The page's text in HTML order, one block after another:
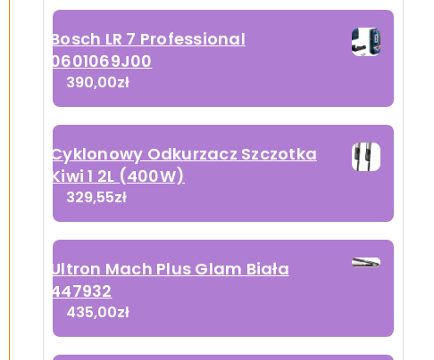
Bosch LR 7 Professional
0601069J00
390,00zł
Cyklonowy Odkurzacz Szczotka
Kiwi 1 2L (400W)
329,55zł
Ultron Mach Plus Glam Biała
447932
435,00zł